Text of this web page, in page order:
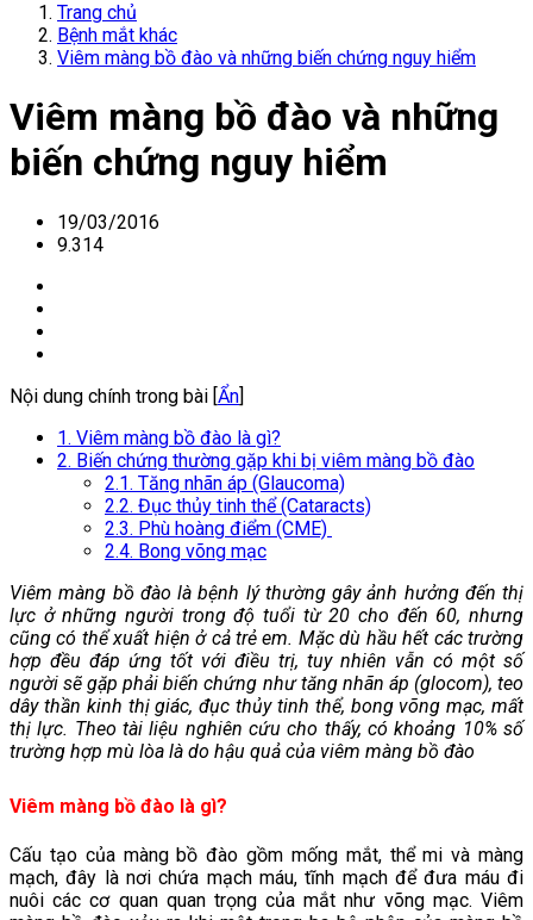
Trang chủ
Bệnh mắt khác
Viêm màng bồ đào và những biến chứng nguy hiểm
Viêm màng bồ đào và những
biến chứng nguy hiểm
19/03/2016
9.314
Nội dung chính trong bài [Ẩn]
1. Viêm màng bồ đào là gì?
2. Biến chứng thường gặp khi bị viêm màng bồ đào
2.1. Tăng nhãn áp (Glaucoma)
2.2. Đục thủy tinh thể (Cataracts)
2.3. Phù hoàng điểm (CME)
2.4. Bong võng mạc
Viêm màng bồ đào là bệnh lý thường gây ảnh hưởng đến thị
lực ở những người trong độ tuổi từ 20 cho đến 60, nhưng
cũng có thể xuất hiện ở cả trẻ em. Mặc dù hầu hết các trường
hợp đều đáp ứng tốt với điều trị, tuy nhiên vẫn có một số
người sẽ gặp phải biến chứng nhưtăng nhãn áp (glocom), teo
dây thần kinh thị giác, đục thủy tinh thể, bong võng mạc, mất
thị lực. Theo tài liệu nghiên cứu cho thấy, có khoảng 10% số
trường hợp mù lòa là do hậu quả của viêm màng bồ đào
Viêm màng bồ đào là gì?
Cấu tạo của màng bồ đào gồm mống mắt, thể mi và màng
mạch, đây là nơi chứa mạch máu, tĩnh mạch để đưa máu đi
nuôi các cơ quan quan trọng của mắt như võng mạc. Viêm